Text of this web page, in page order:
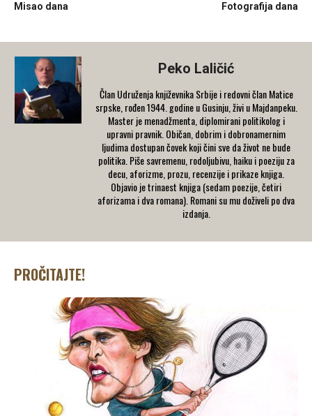
Misao dana Fotografija dana
Peko Laličić
Član Udruženja književnika Srbije i redovni član Matice
srpske, rođen 1944. godine u Gusinju, živi u Majdanpeku.
Master je menadžmenta, diplomirani politikolog i
upravni pravnik. Običan, dobrim i dobronamernim
ljudima dostupan čovek koji čini sve da život ne bude
politika. Piše savremenu, rodoljubivu, haiku i poeziju za
decu, aforizme, prozu, recenzije i prikaze knjiga.
Objavio je trinaest knjiga (sedam poezije, četiri
aforizama i dva romana). Romani su mu doživeli po dva
izdanja.
PROČITAJTE!